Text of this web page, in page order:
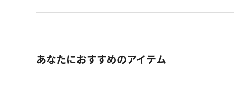
あなたにおすすめのアイテム